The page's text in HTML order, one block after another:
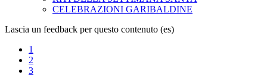
CELEBRAZIONI GARIBALDINE
Lascia un feedback per questo contenuto (es)
1
2
3